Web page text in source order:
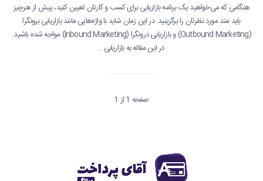
هنگامی که می‌خواهید یک برنامه بازاریابی برای کسب و کارتان تعیین کنید، پیش از هرچیز
باید متد مورد نظرتان را برگزینید. در این زمان شاید با واژه‌هایی مانند بازاریابی برونگرا
(Outbound Marketing) و بازاریابی درونگرا (Inbound Marketing) مواجه شده باشید.
در این مقاله به بازاریابی…
صفحه 1 از 1